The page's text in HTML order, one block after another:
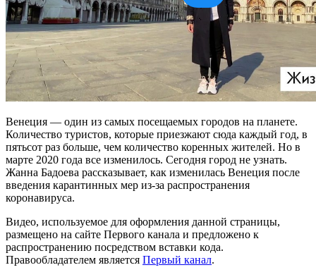
Венеция — один из самых посещаемых городов на планете.
Количество туристов, которые приезжают сюда каждый год, в
пятьсот раз больше, чем количество коренных жителей. Но в
марте 2020 года все изменилось. Сегодня город не узнать.
Жанна Бадоева рассказывает, как изменилась Венеция после
введения карантинных мер из-за распространения
коронавируса.
Видео, используемое для оформления данной страницы,
размещено на сайте Первого канала и предложено к
распространению посредством вставки кода.
Правообладателем является Первый канал.